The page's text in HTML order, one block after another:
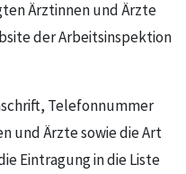
Ärztinnen und Ärzte
der Arbeitsinspektion
Telefonnummer
und Ärzte sowie die Art
Eintragung in die Liste